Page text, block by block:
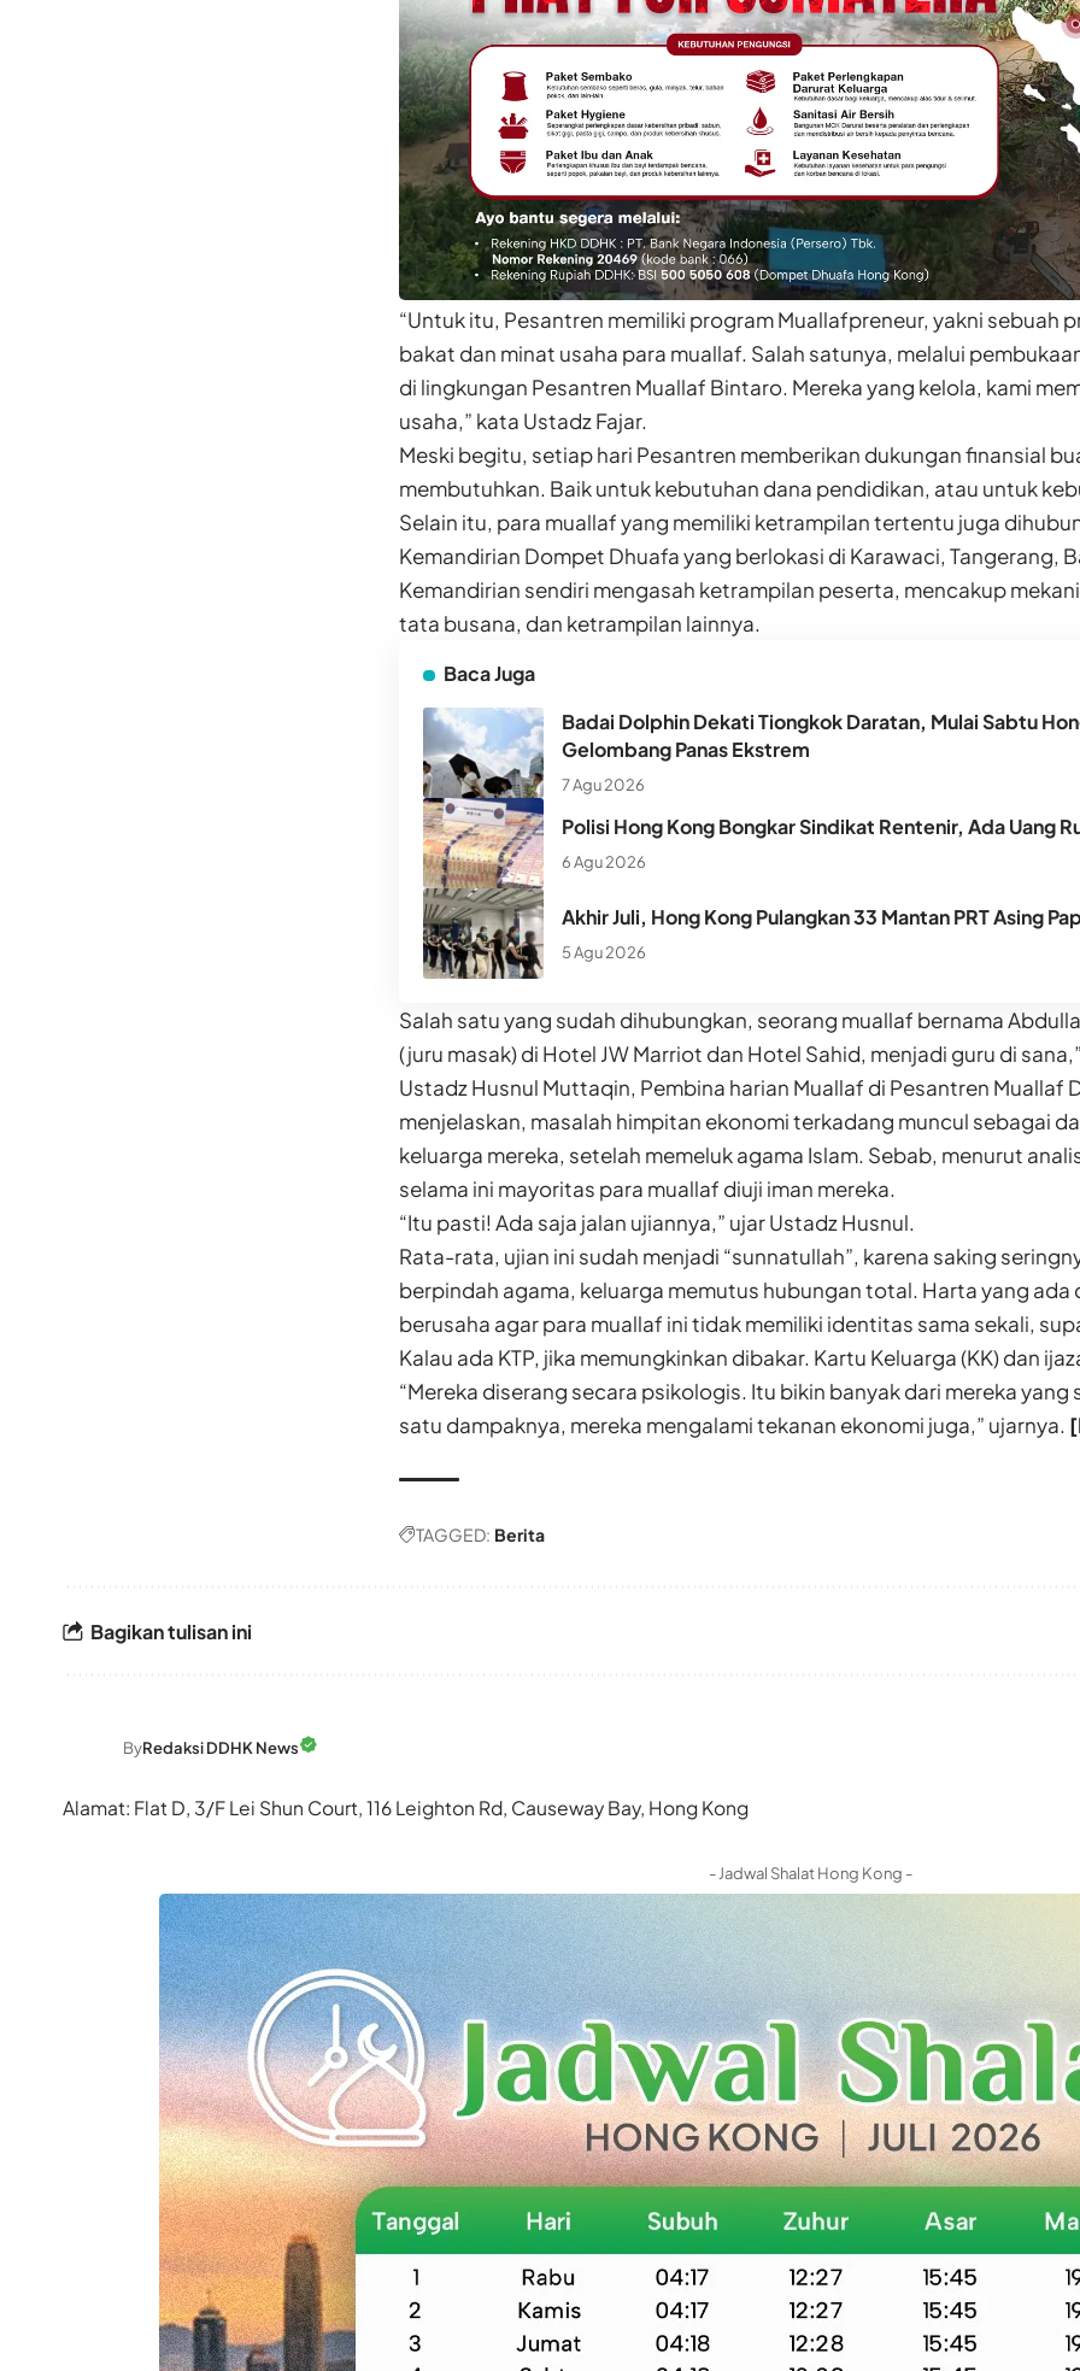
“Untuk itu, Pesantren memiliki program Muallafpreneur, yakni sebuah
bakat dan minat usaha para muallaf. Salah satunya, melalui
di lingkungan Pesantren Muallaf Bintaro. Mereka yang kelola, kami
usaha,” kata Ustadz Fajar.
Meski begitu, setiap hari Pesantren memberikan dukungan finansial
membutuhkan. Baik untuk kebutuhan dana pendidikan, atau untuk
Selain itu, para muallaf yang memiliki ketrampilan tertentu juga
Kemandirian Dompet Dhuafa yang berlokasi di Karawaci, Tangerang,
Kemandirian sendiri mengasah ketrampilan peserta, mencakup
tata busana, dan ketrampilan lainnya.
Baca Juga
Badai Dolphin Dekati Tiongkok Daratan, Mulai Sabtu
Gelombang Panas Ekstrem
7 Agu 2026
Polisi Hong Kong Bongkar Sindikat Rentenir, Ada Uang
6 Agu 2026
Akhir Juli, Hong Kong Pulangkan 33 Mantan PRT Asing
5 Agu 2026
Salah satu yang sudah dihubungkan, seorang muallaf bernama
(juru masak) di Hotel JW Marriot dan Hotel Sahid, menjadi guru di
Ustadz Husnul Muttaqin, Pembina harian Muallaf di Pesantren Muallaf
menjelaskan, masalah himpitan ekonomi terkadang muncul sebagai
keluarga mereka, setelah memeluk agama Islam. Sebab, menurut
selama ini mayoritas para muallaf diuji iman mereka.
“Itu pasti! Ada saja jalan ujiannya,” ujar Ustadz Husnul.
Rata-rata, ujian ini sudah menjadi “sunnatullah”, karena saking
berpindah agama, keluarga memutus hubungan total. Harta yang ada
berusaha agar para muallaf ini tidak memiliki identitas sama sekali,
Kalau ada KTP, jika memungkinkan dibakar. Kartu Keluarga (KK) dan
“Mereka diserang secara psikologis. Itu bikin banyak dari mereka
satu dampaknya, mereka mengalami tekanan ekonomi juga,” ujarnya.
TAGGED: Berita
Bagikan tulisan ini
ByRedaksi DDHK News
Alamat: Flat D, 3/F Lei Shun Court, 116 Leighton Rd, Causeway Bay, Hong Kong
- Jadwal Shalat Hong Kong -